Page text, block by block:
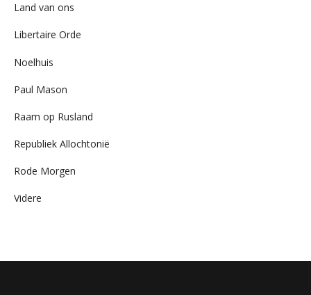
Land van ons
Libertaire Orde
Noelhuis
Paul Mason
Raam op Rusland
Republiek Allochtonië
Rode Morgen
Videre